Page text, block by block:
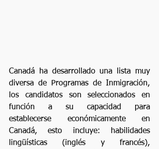
Canadá ha desarrollado una lista muy
diversa de Programas de Inmigración,
los candidatos son seleccionados en
función a su capacidad para
establecerse económicamente en
Canadá, esto incluye: habilidades
lingüísticas (inglés y francés),